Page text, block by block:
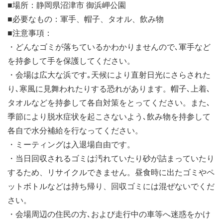
■場所：静岡県沼津市 御浜岬公園
■必要なもの：軍手、帽子、タオル、飲み物
■注意事項：
・どんなゴミが落ちているかわかりませんので､軍手など
を持参して手を保護してください。
・会場は広大な浜です｡天候により直射日光にさらされた
り､寒風に見舞われたりする恐れがあります。帽子､上着､
タオルなどを持参して各自対策をとってください。また､
季節により脱水症状を起こさないよう､飲み物を持参して
各自で水分補給を行なってください。
・ミーティングは入退場自由です。
・当日回収されるゴミは汚れていたり砂が詰まっていたり
するため、リサイクルできません。昼食時に出たゴミやペ
ットボトルなどは持ち帰り、回収ゴミには混ぜないでくだ
さい。
・会場周辺の住民の方､および走行中の車等へ迷惑をかけ